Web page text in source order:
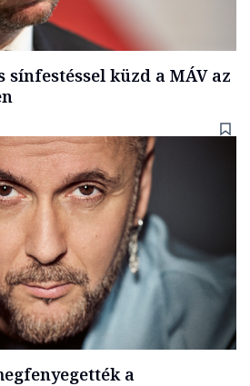
sínfestéssel küzd a MÁV az
a